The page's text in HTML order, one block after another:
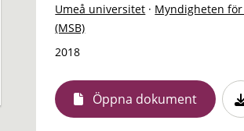
Umeå universitet · Myndigheten
(MSB)
2018
Öppna dokument